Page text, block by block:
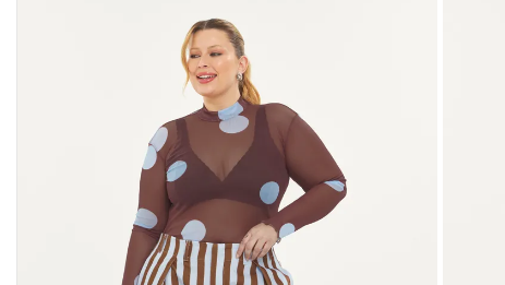
camisas
t-shirts
casacos e jaquetas
tricôs